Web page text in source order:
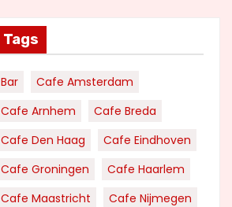
Tags
Bar
Cafe Amsterdam
Cafe Arnhem
Cafe Breda
Cafe Den Haag
Cafe Eindhoven
Cafe Groningen
Cafe Haarlem
Cafe Maastricht
Cafe Nijmegen